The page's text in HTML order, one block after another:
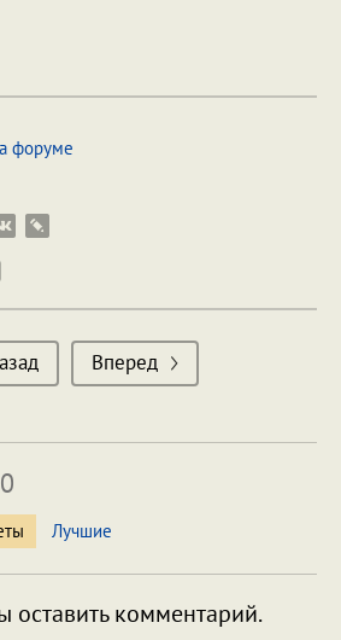
форуме
Вперед
0
Лучшие
оставить комментарий.